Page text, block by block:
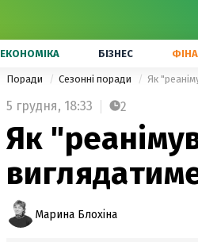
ЕКОНОМІКА БІЗНЕС
Поради Сезонні поради Як
5 грудня, 18:33 2
Як
Марина Блохіна